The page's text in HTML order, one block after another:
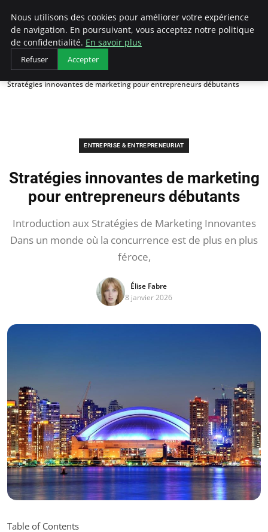
LECFCM
Accueil
Entreprise & Entrepreneuriat
Stratégies innovantes de marketing pour entrepreneurs débutants
ENTREPRISE & ENTREPRENEURIAT
Stratégies innovantes de marketing
pour entrepreneurs débutants
Introduction aux Stratégies de Marketing Innovantes
Dans un monde où la concurrence est de plus en plus
féroce,
Élise Fabre
8 janvier 2026
Table of Contents
Nous utilisons des cookies pour améliorer votre expérience
de navigation. En poursuivant, vous acceptez notre politique
de confidentialité. En savoir plus
Refuser Accepter